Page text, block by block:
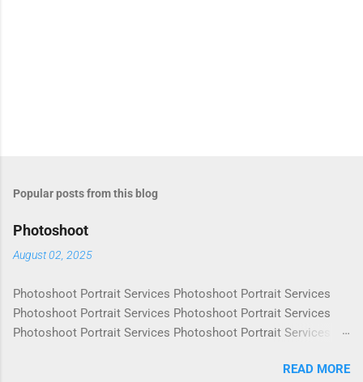
Popular posts from this blog
Photoshoot
August 02, 2025
Photoshoot Portrait Services Photoshoot Portrait Services
Photoshoot Portrait Services Photoshoot Portrait Services
Photoshoot Portrait Services Photoshoot Portrait Services
Photoshoot Portrait Services Photoshoot Portrait Services
READ MORE